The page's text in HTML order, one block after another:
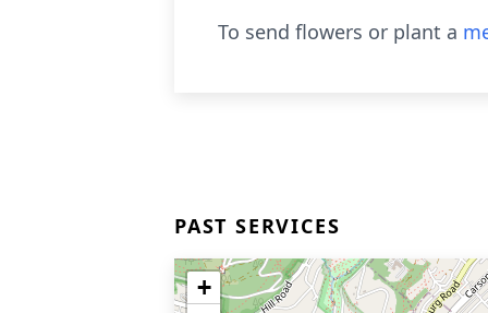
To send flowers or plant a
PAST SERVICES
+